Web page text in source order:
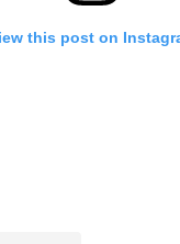
this post on